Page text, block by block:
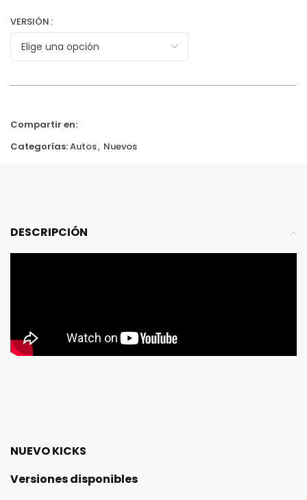
VERSIÓN
Compartir en:
Categorías:Autos, Nuevos
DESCRIPCIÓN
NUEVO KICKS
Versiones disponibles